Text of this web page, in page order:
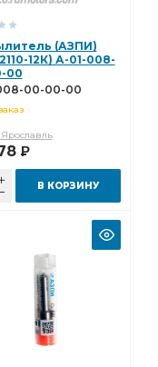
(АЗПИ)
12К) А-01-008-
00
00-00-00
Р
В КОРЗИНУ